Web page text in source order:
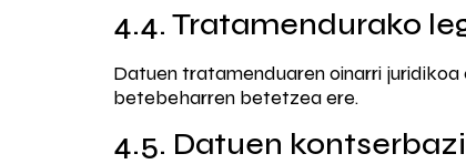
4.4. Tratamendurako
Datuen tratamenduaren oinarri
betebeharren betetzea ere.
4.5. Datuen